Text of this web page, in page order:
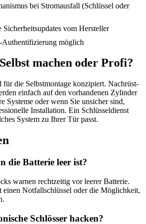
bei Stromausfall (Schlüssel oder
Sicherheitsupdates vom Hersteller
möglich
machen oder Profi?
die Selbstmontage konzipiert. Nachrüst-
einfach auf den vorhandenen Zylinder
Systeme oder wenn Sie unsicher sind,
Installation. Ein Schlüsseldienst
System zu Ihrer Tür passt.
die Batterie leer ist?
warnen rechtzeitig vor leerer Batterie.
einen Notfallschlüssel oder die Möglichkeit,
Schlösser hacken?